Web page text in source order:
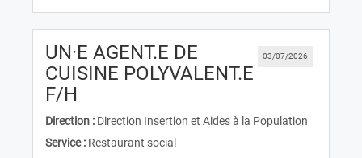
03/07/2026
UN·E AGENT.E DE
CUISINE POLYVALENT.E
F/H
Direction : Direction Insertion et Aides à la Population
Service : Restaurant social